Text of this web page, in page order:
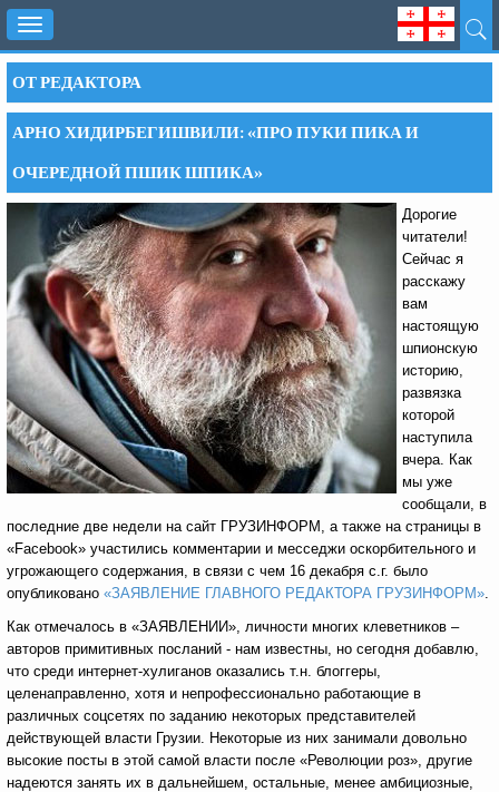
Toggle
navigation
ОТ РЕДАКТОРА
АРНО ХИДИРБЕГИШВИЛИ: «ПРО ПУКИ ПИКА И
ОЧЕРЕДНОЙ ПШИК ШПИКА»
Дорогие
читатели!
Сейчас я
расскажу
вам
настоящую
шпионскую
историю,
развязка
которой
наступила
вчера. Как
мы уже
сообщали, в
последние две недели на сайт ГРУЗИНФОРМ, а также на страницы в
«Facebook» участились комментарии и месседжи оскорбительного и
угрожающего содержания, в связи с чем 16 декабря с.г. было
опубликовано «ЗАЯВЛЕНИЕ ГЛАВНОГО РЕДАКТОРА ГРУЗИНФОРМ».
Как отмечалось в «ЗАЯВЛЕНИИ», личности многих клеветников –
авторов примитивных посланий - нам известны, но сегодня добавлю,
что среди интернет-хулиганов оказались т.н. блоггеры,
целенаправленно, хотя и непрофессионально работающие в
различных соцсетях по заданию некоторых представителей
действующей власти Грузии. Некоторые из них занимали довольно
высокие посты в этой самой власти после «Революции роз», другие
надеются занять их в дальнейшем, остальные, менее амбициозные,